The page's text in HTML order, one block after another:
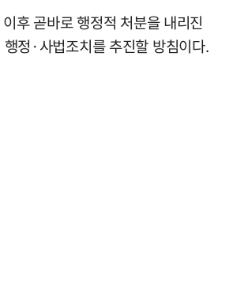
후 곧바로 행정적 처분을 내리진
정·사법조치를 추진할 방침이다.